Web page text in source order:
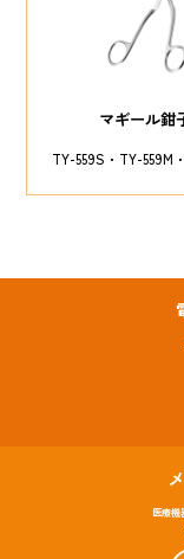
マギール鉗
TY-559S TY-559M
医療機